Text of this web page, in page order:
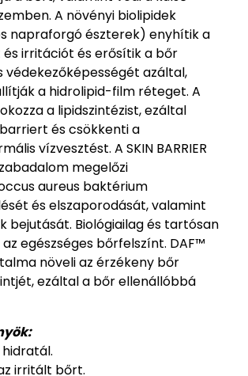
A növényi biolipidek
napraforgó észterek) enyhítik a
irritációt és erősítik a bőr
védekezőképességét azáltal,
a hidrolipid-film réteget. A
a lipidszintézist, ezáltal
és csökkenti a
vízvesztést. A SKIN BARRIER
megelőzi
aureus baktérium
és elszaporodását, valamint
bejutását. Biológiailag és tartósan
egészséges bőrfelszínt. DAF™
növeli az érzékeny bőr
ezáltal a bőr ellenállóbbá
irritált bőrt.